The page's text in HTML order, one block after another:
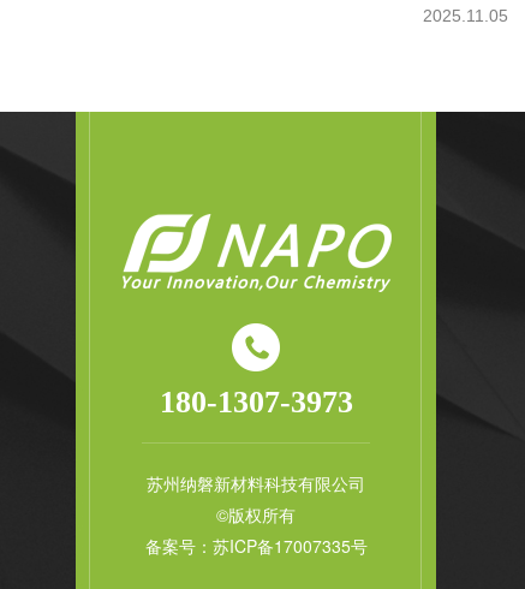
2025.11.05
180-1307-3973
苏州纳磐新材料科技有限公司
©版权所有
备案号： 苏ICP备17007335号